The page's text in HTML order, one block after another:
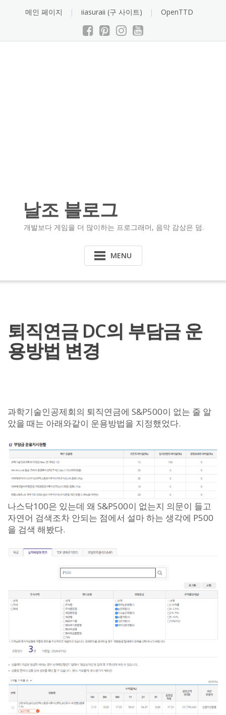
메인 페이지 iiasuraii (구 사이트) OpenTTD
날조 블로그
개발보다 게임을 더 많이하는 프로그래머, 음악 감상은 덤.
MENU
퇴직연금 DC의 부담금 운
용방법 변경
과학기술인공제회의 퇴직연금에 S&P500이 없는 줄 알
았을 때는 아래와같이 운용방법을 지정했었다.
나스닥100은 있는데 왜 S&P500이 없는지 의문이 들고
자연어 검색조차 안되는 점에서 설마 하는 생각에 P500
을 검색 해봤다.